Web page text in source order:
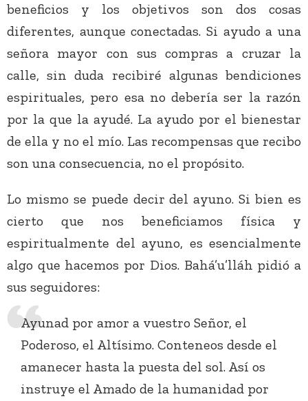
beneficios y los objetivos son dos cosas
diferentes, aunque conectadas. Si ayudo a una
señora mayor con sus compras a cruzar la
calle, sin duda recibiré algunas bendiciones
espirituales, pero esa no debería ser la razón
por la que la ayudé. La ayudo por el bienestar
de ella y no el mío. Las recompensas que recibo
son una consecuencia, no el propósito.
Lo mismo se puede decir del ayuno. Si bien es
cierto que nos beneficiamos física y
espiritualmente del ayuno, es esencialmente
algo que hacemos por Dios. Bahá’u’lláh pidió a
sus seguidores:
Ayunad por amor a vuestro Señor, el
Poderoso, el Altísimo. Conteneos desde el
amanecer hasta la puesta del sol. Así os
instruye el Amado de la humanidad por